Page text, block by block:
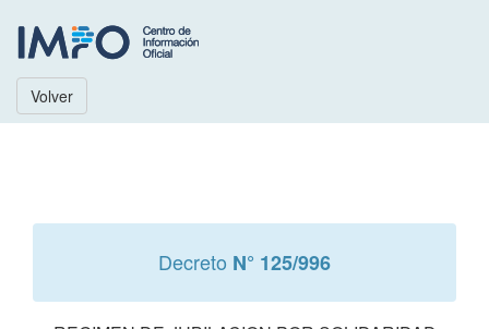
Volver
Decreto N° 125/996